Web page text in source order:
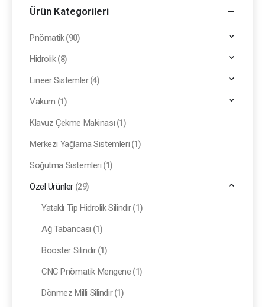
Ürün Kategorileri
Pnömatik (90)
Hidrolik (8)
Lineer Sistemler (4)
Vakum (1)
Klavuz Çekme Makinası (1)
Merkezi Yağlama Sistemleri (1)
Soğutma Sistemleri (1)
Özel Ürünler (29)
Yataklı Tip Hidrolik Silindir(1)
Ağ Tabancası (1)
Booster Silindir (1)
CNC Pnömatik Mengene (1)
Dönmez Milli Silindir (1)